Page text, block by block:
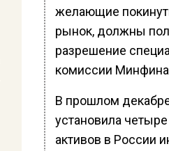
желающие
рынок, должны
разрешение
комиссии
В прошлом
установила
активов в России